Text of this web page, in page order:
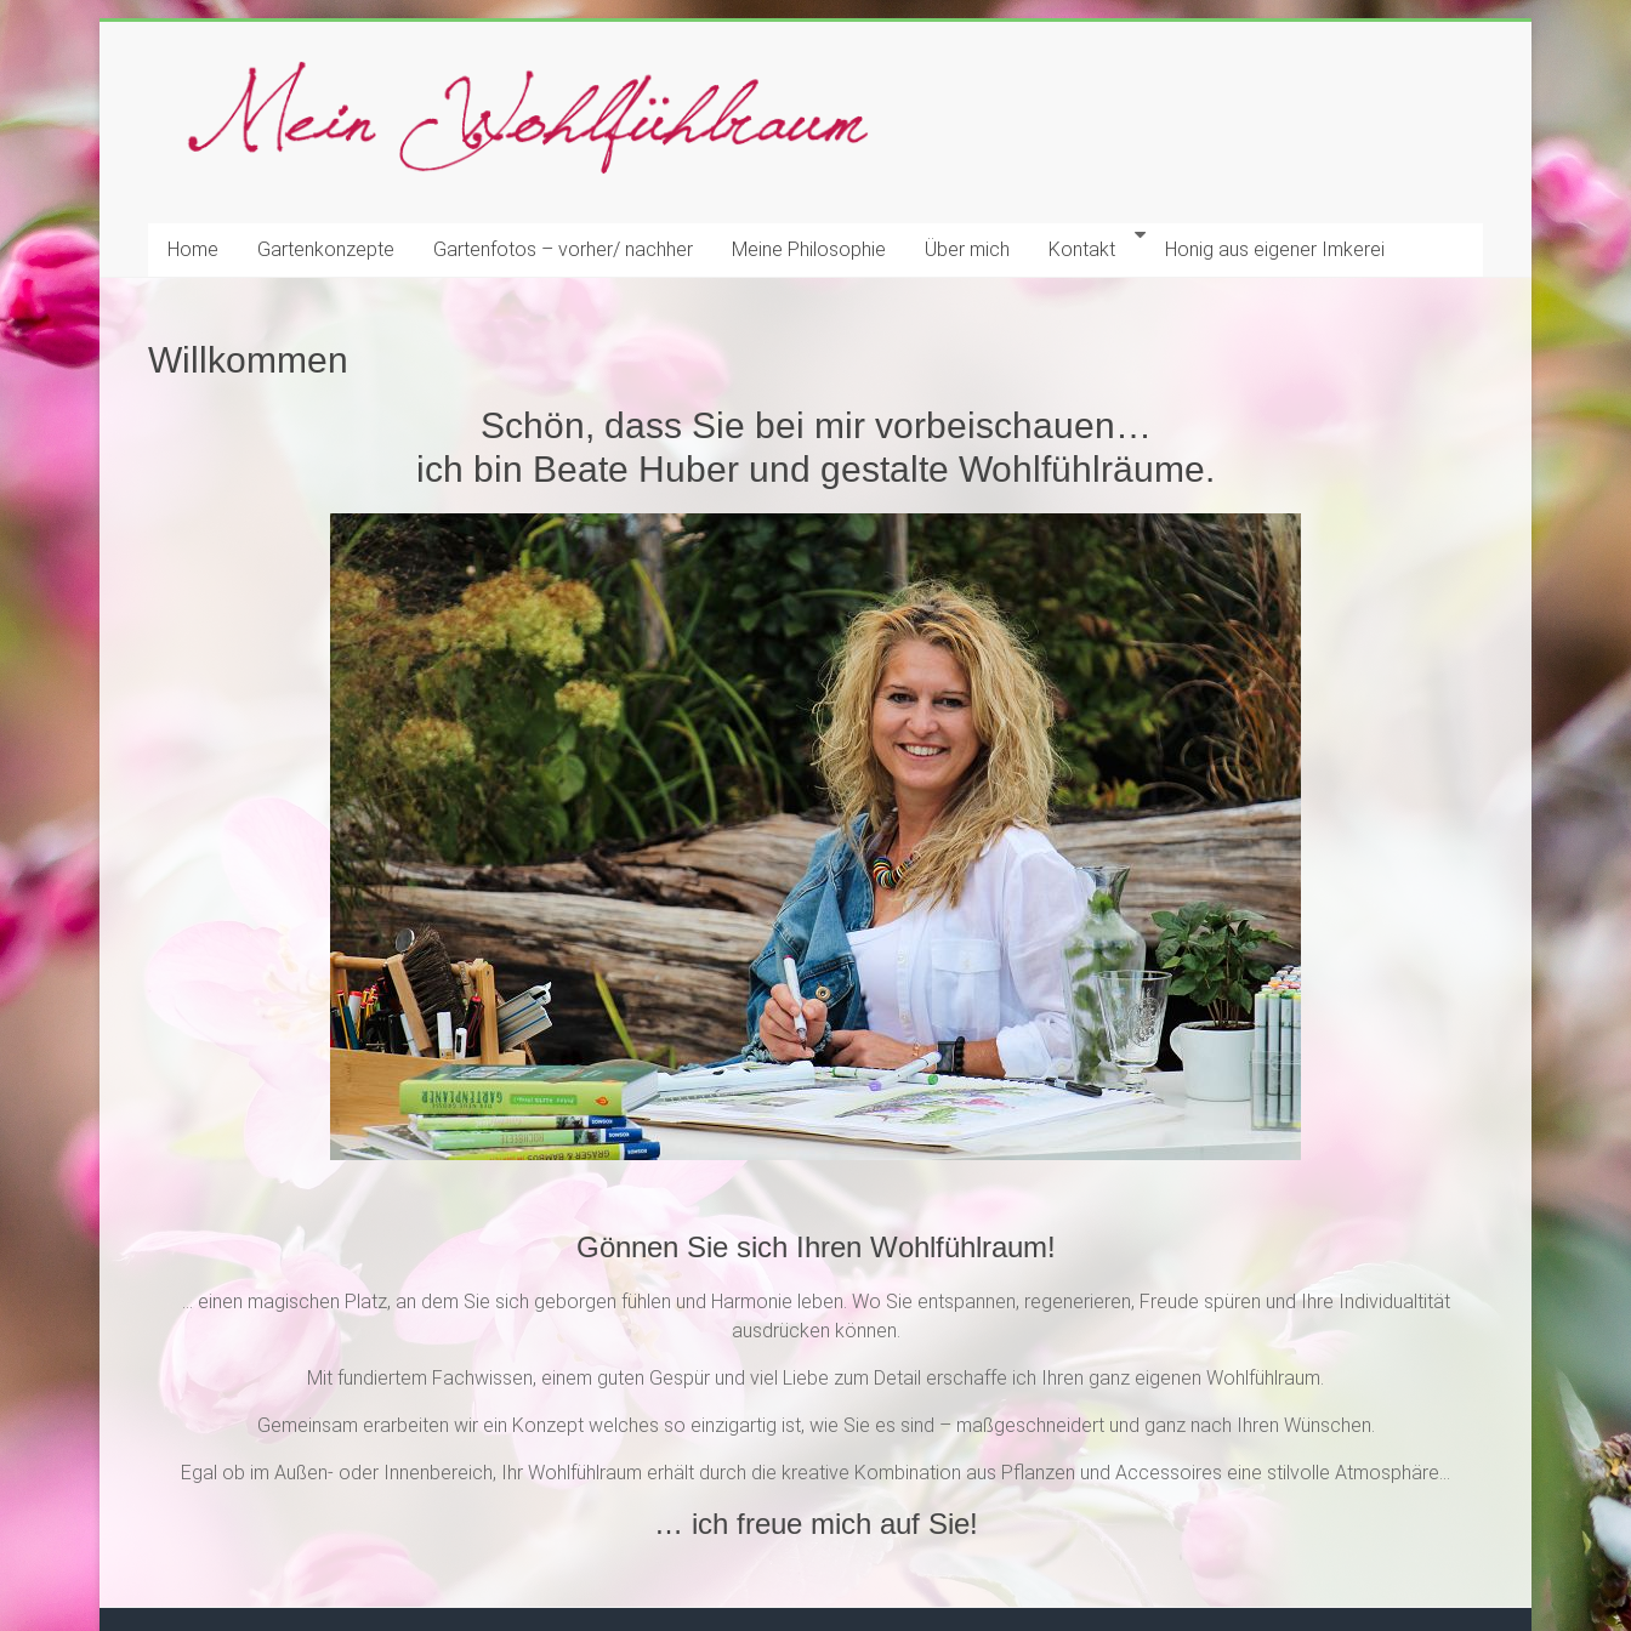
Home Gartenkonzepte Gartenfotos – vorher/ nachher Meine Philosophie Über mich Kontakt Honig aus eigener Imkerei
Willkommen
Schön, dass Sie bei mir vorbeischauen…
ich bin Beate Huber und gestalte Wohlfühlräume.
Gönnen Sie sich Ihren Wohlfühlraum!
… einen magischen Platz, an dem Sie sich geborgen fühlen und Harmonie leben. Wo Sie entspannen, regenerieren, Freude spüren und Ihre Individualtität
ausdrücken können.
Mit fundiertem Fachwissen, einem guten Gespür und viel Liebe zum Detail erschaffe ich Ihren ganz eigenen Wohlfühlraum.
Gemeinsam erarbeiten wir ein Konzept welches so einzigartig ist, wie Sie es sind – maßgeschneidert und ganz nach Ihren Wünschen.
Egal ob im Außen- oder Innenbereich, Ihr Wohlfühlraum erhält durch die kreative Kombination aus Pflanzen und Accessoires eine stilvolle Atmosphäre…
… ich freue mich auf Sie!